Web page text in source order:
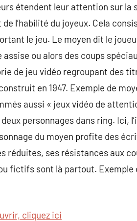
étendent leur attention sur la
l’habilité du joyeux. Cela
le jeu. Le moyen dit le
ou alors des coups
de jeu vidéo regroupant des
en 1947. Exemple de
aussi « jeux vidéo de
personnages dans ring. Ici,
du moyen profite des
réduites, ses résistances aux
fictifs sont là partout. Exemple
cliquez ici